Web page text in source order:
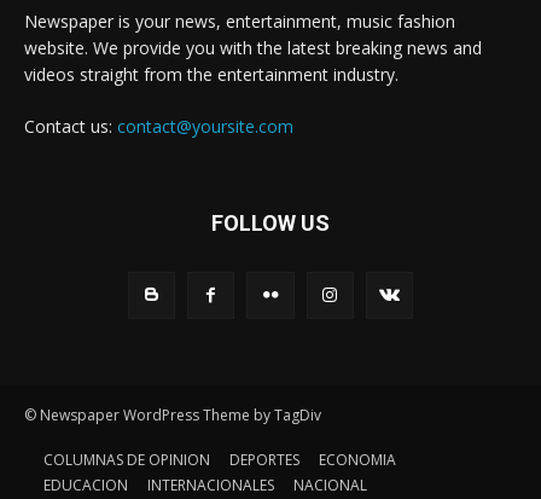
Newspaper is your news, entertainment, music fashion
website. We provide you with the latest breaking news and
videos straight from the entertainment industry.
Contact us: contact@yoursite.com
FOLLOW US
© Newspaper WordPress Theme by TagDiv
COLUMNAS DE OPINION DEPORTES
ECONOMIA
EDUCACION
INTERNACIONALES NACIONAL